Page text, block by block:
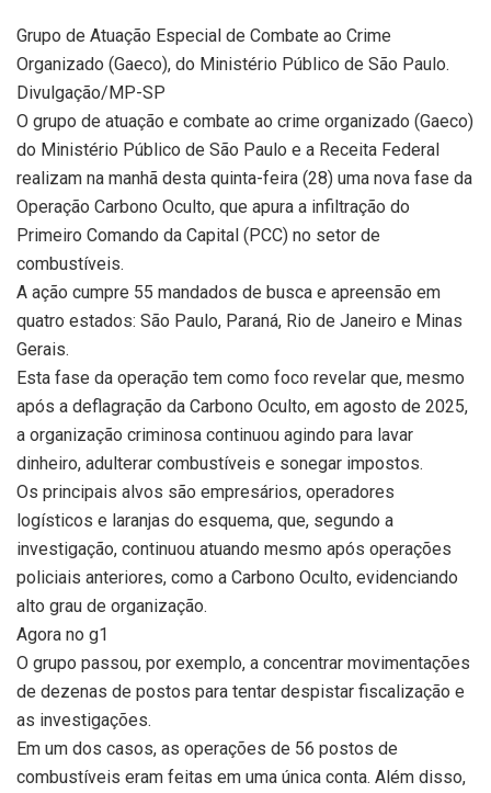
Grupo de Atuação Especial de Combate ao Crime
Organizado (Gaeco), do Ministério Público de São Paulo.
Divulgação/MP-SP
O grupo de atuação e combate ao crime organizado (Gaeco)
do Ministério Público de São Paulo e a Receita Federal
realizam na manhã desta quinta-feira (28) uma nova fase da
Operação Carbono Oculto, que apura a infiltração do
Primeiro Comando da Capital (PCC) no setor de
combustíveis.
A ação cumpre 55 mandados de busca e apreensão em
quatro estados: São Paulo, Paraná, Rio de Janeiro e Minas
Gerais.
Esta fase da operação tem como foco revelar que, mesmo
após a deflagração da Carbono Oculto, em agosto de 2025,
a organização criminosa continuou agindo para lavar
dinheiro, adulterar combustíveis e sonegar impostos.
Os principais alvos são empresários, operadores
logísticos e laranjas do esquema, que, segundo a
investigação, continuou atuando mesmo após operações
policiais anteriores, como a Carbono Oculto, evidenciando
alto grau de organização.
Agora no g1
O grupo passou, por exemplo, a concentrar movimentações
de dezenas de postos para tentar despistar fiscalização e
as investigações.
Em um dos casos, as operações de 56 postos de
combustíveis eram feitas em uma única conta. Além disso,